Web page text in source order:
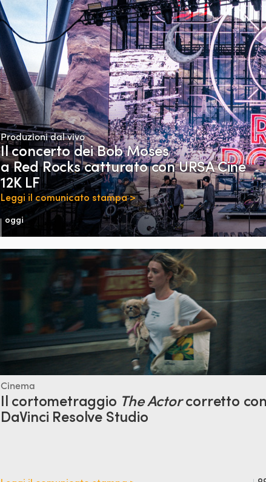
Produzioni dal vivo
Il concerto deiBob Moses
a Red Rockscatturato con URSA Cine
12K LF
Leggi il comunicato stampa >
oggi
Cinema
Il cortometraggio The Actorcorretto con
DaVinci Resolve Studio